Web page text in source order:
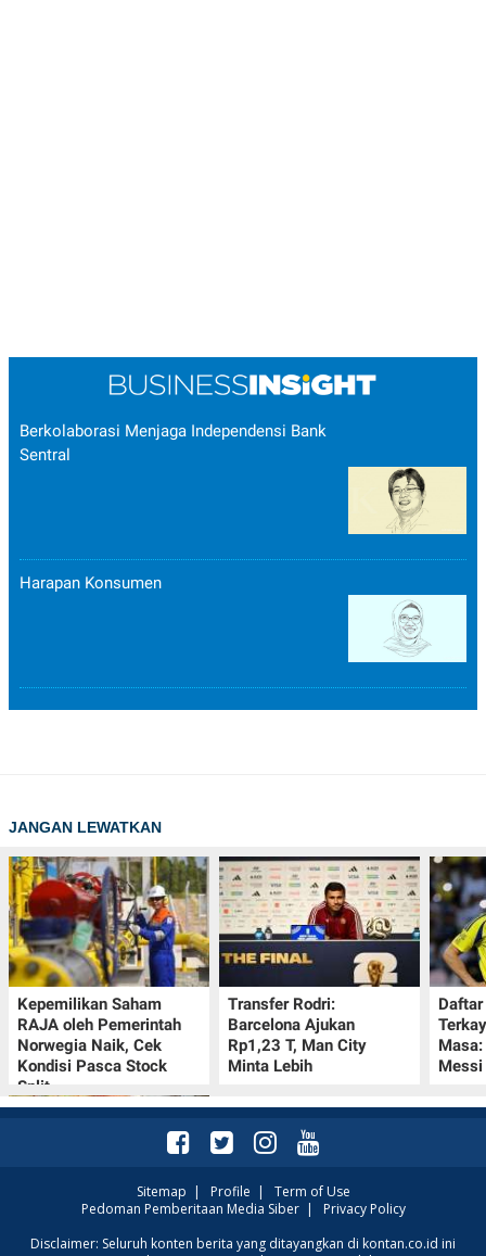
Berkolaborasi Menjaga Independensi Bank
Sentral
Harapan Konsumen
JANGAN LEWATKAN
Kepemilikan Saham
RAJA oleh Pemerintah
Norwegia Naik, Cek
Kondisi Pasca Stock
Split
Transfer Rodri:
Barcelona Ajukan
Rp1,23 T, Man City
Minta Lebih
Messi
Promo Superindo 10–13
Sitemap | Profile | Term of Use
Pedoman Pemberitaan Media Siber| Privacy Policy
Disclaimer: Seluruh konten berita yang ditayangkan di kontan.co.id ini